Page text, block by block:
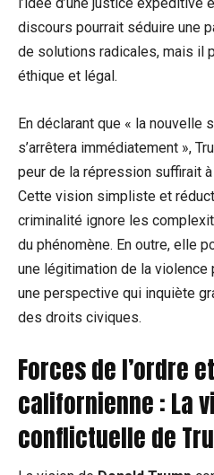
discours pourrait séduire une
de solutions radicales, mais il
éthique et légal.
En déclarant que « la nouvelle
s’arrêtera immédiatement »,
peur de la répression suffirait
Cette vision simpliste et
criminalité ignore les
du phénomène. En outre, elle
une légitimation de la violence
une perspective qui inquiète
des droits civiques.
Forces de l’ordre
californienne : La
conflictuelle de